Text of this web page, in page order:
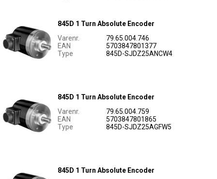
845D 1 Turn Absolute Encoder
Varenr.
79.65.004.746
EAN
5703847801377
Type
845D-SJDZ25ANCW4
845D 1 Turn Absolute Encoder
Varenr.
79.65.004.759
EAN
5703847801865
Type
845D-SJDZ25AGFW5
845D 1 Turn Absolute Encoder